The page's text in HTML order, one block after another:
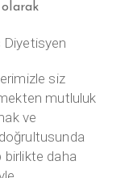
Diyetisyen
siz
mutluluk
ve
birlikte daha